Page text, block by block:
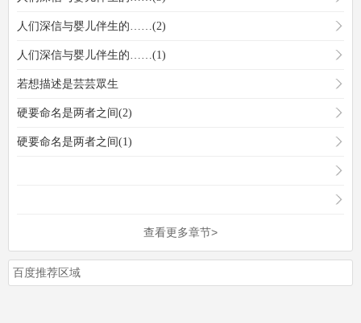
人们深信与婴儿伴生的……(2)
人们深信与婴儿伴生的……(1)
若想描述是芸芸眾生
硬要命名是两者之间(2)
硬要命名是两者之间(1)
查看更多章节>
百度推荐区域